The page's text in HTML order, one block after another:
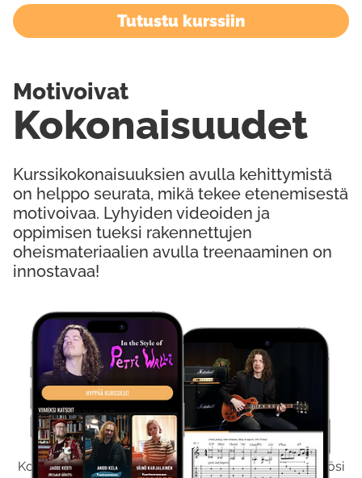
Kokeile Ilmaiseksi
Kokeilemalla ilmaiseksi saat koko sisältömme käyttöösi
Tutustu kurssiin
Kurssikokonaisuuksien avulla kehittymistä
on helppo seurata, mikä tekee etenemisestä
motivoivaa. Lyhyiden videoiden ja
oppimisen tueksi rakennettujen
oheismateriaalien avulla treenaaminen on
innostavaa!
Kokonaisuudet
Motivoivat